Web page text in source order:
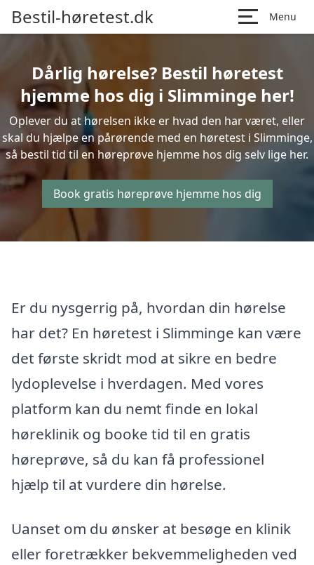
Bestil-høretest.dk Menu
Dårlig hørelse? Bestil høretest
hjemme hos dig i Slimminge her!
Oplever du at hørelsen ikke er hvad den har været, eller
skal du hjælpe en pårørende med en høretest i Slimminge,
så bestil tid til en høreprøve hjemme hos dig selv lige her.
Book gratis høreprøve hjemme hos dig
Er du nysgerrig på, hvordan din hørelse
har det? En høretest i Slimminge kan være
det første skridt mod at sikre en bedre
lydoplevelse i hverdagen. Med vores
platform kan du nemt finde en lokal
høreklinik og booke tid til en gratis
høreprøve, så du kan få professionel
hjælp til at vurdere din hørelse.
Uanset om du ønsker at besøge en klinik
eller foretrækker bekvemmeligheden ved